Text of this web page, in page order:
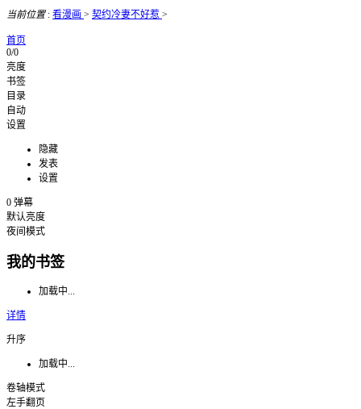
当前位置: 看漫画 > 契约冷妻不好惹 >
首页
0/0
亮度
书签
目录
自动
设置
隐藏
发表
设置
0 弹幕
默认亮度
夜间模式
我的书签
加载中...
详情
升序
加载中...
卷轴模式
左手翻页